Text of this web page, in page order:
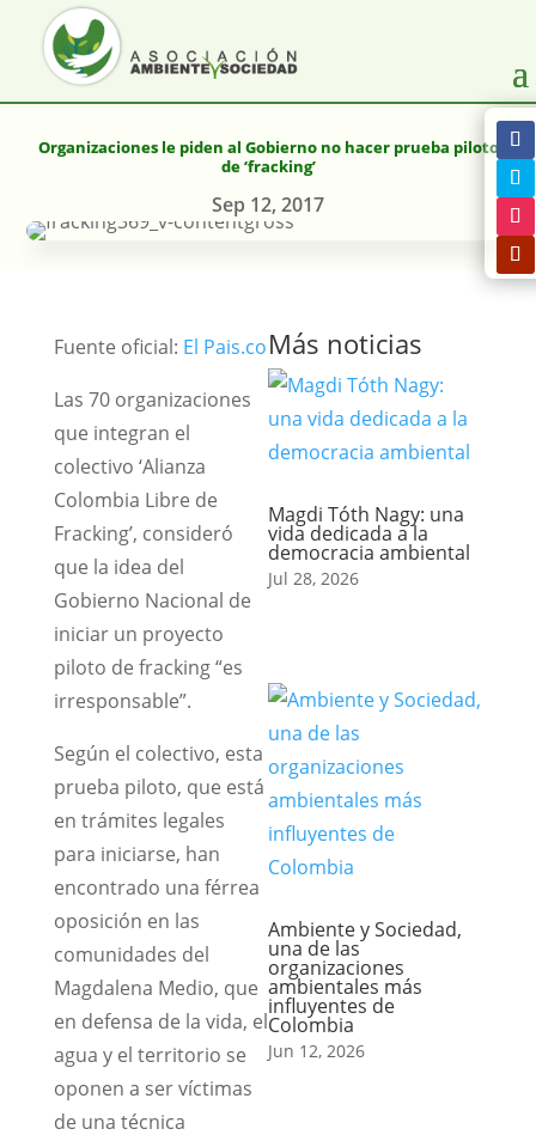
Organizaciones le piden al Gobierno no hacer prueba piloto
de ‘fracking’
Sep 12, 2017
Fuente oficial: El Pais.co
Las 70 organizaciones
que integran el
colectivo ‘Alianza
Colombia Libre de
Fracking’, consideró
que la idea del
Gobierno Nacional de
iniciar un proyecto
piloto de fracking “es
irresponsable”.
Según el colectivo, esta
prueba piloto, que está
en trámites legales
para iniciarse, han
encontrado una férrea
oposición en las
comunidades del
Magdalena Medio, que
en defensa de la vida, el
agua y el territorio se
oponen a ser víctimas
de una técnica
Más noticias
Magdi Tóth Nagy: una
vida dedicada a la
democracia ambiental
Jul 28, 2026
Ambiente y Sociedad,
una de las
organizaciones
ambientales más
influyentes de
Colombia
Jun 12, 2026